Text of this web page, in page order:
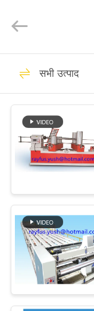
उत्पादों
हमारे
कारखाना
भ्रमण
गुणवत्ता
नियंत्रण
MACHINE
COMPANY.
Reserved.
कार्टन
मशीन
बनाने
सभी उत्पाद